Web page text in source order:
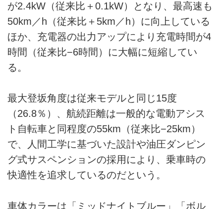
が2.4kW（従来比＋0.1kW）となり、最高速も
50km／h（従来比＋5km／h）に向上している
ほか、充電器の出力アップにより充電時間が4
時間（従来比−6時間）に大幅に短縮してい
る。
最大登坂角度は従来モデルと同じ15度
（26.8％）、航続距離は一般的な電動アシス
ト自転車と同程度の55km（従来比−25km）
で、人間工学に基づいた設計や油圧ダンピン
グ式サスペンションの採用により、乗車時の
快適性を追求しているのだという。
車体カラーは「ミッドナイトブルー」「ボル